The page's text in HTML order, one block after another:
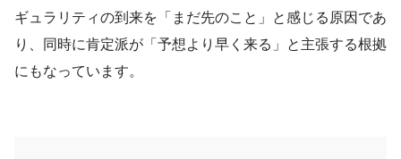
ギュラリティの到来を「まだ先のこと」と感じる原因であ
り、同時に肯定派が「予想より早く来る」と主張する根拠
にもなっています。